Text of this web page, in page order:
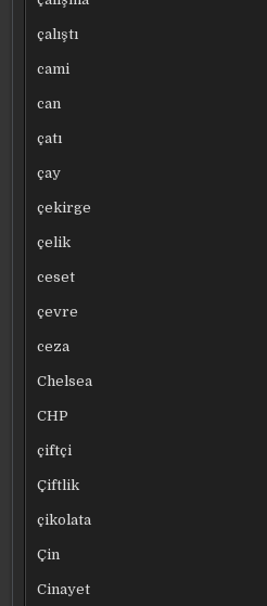
çalıştı
cami
can
çatı
çay
çekirge
çelik
ceset
çevre
ceza
Chelsea
CHP
çiftçi
Çiftlik
çikolata
Çin
Cinayet